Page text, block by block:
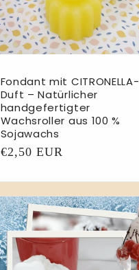
Fondant mit CITRONELLA-
Duft – Natürlicher
handgefertigter
Wachsroller aus 100 %
Sojawachs
Normaler
€2,50 EUR